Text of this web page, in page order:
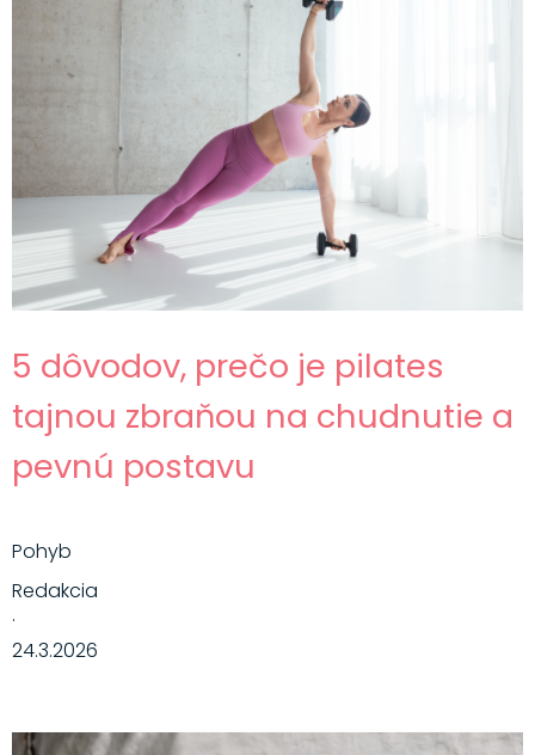
5 dôvodov, prečo je pilates
tajnou zbraňou na chudnutie a
pevnú postavu
Pohyb
Redakcia
·
24.3.2026